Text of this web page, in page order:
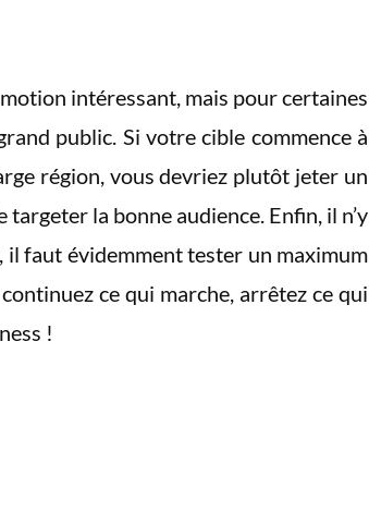
intéressant, mais pour certaines
public. Si votre cible commence à
région, vous devriez plutôt jeter un
targeter la bonne audience. Enfin, il n’y
il faut évidemment tester un maximum
ce qui marche, arrêtez ce qui
!